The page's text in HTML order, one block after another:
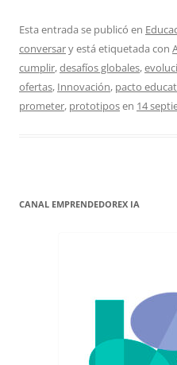
Esta entrada se publicó en
conversary está etiquetada con
cumplir,desafíos globales,
ofertas, Innovación, pacto
prometer, prototiposen 14
CANAL EMPRENDEDOREX IA